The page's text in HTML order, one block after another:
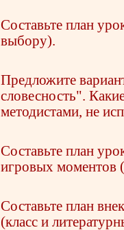
Составьте план
выбору).
Предложите
словесность".
методистами, не
Составьте план
игровых моментов
Составьте план
(класс и